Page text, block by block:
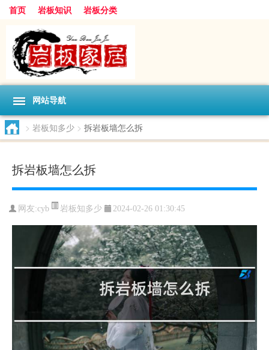
首页 岩板知识 岩板分类
网站导航
> 岩板知多少 > 拆岩板墙怎么拆
拆岩板墙怎么拆
网友:cyb 岩板知多少 2024-02-26 01:30:45